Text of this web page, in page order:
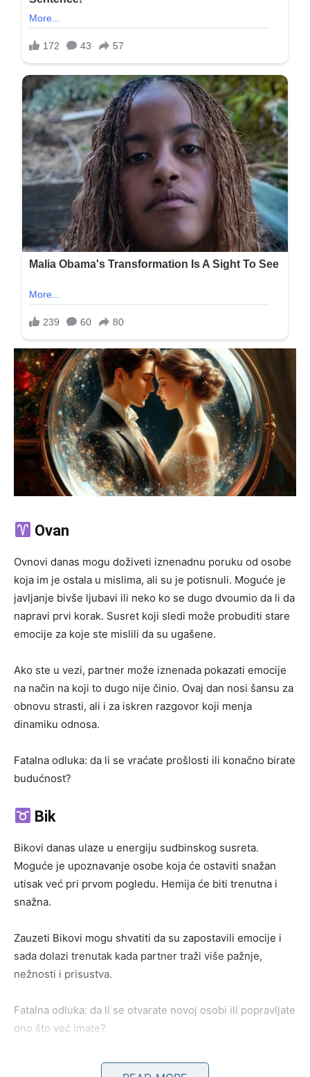
Ovan
Ovnovi danas mogu doživeti iznenadnu poruku od osobe
koja im je ostala u mislima, ali su je potisnuli. Moguće je
javljanje bivše ljubavi ili neko ko se dugo dvoumio da li da
napravi prvi korak. Susret koji sledi može probuditi stare
emocije za koje ste mislili da su ugašene.
Ako ste u vezi, partner može iznenada pokazati emocije
na način na koji to dugo nije činio. Ovaj dan nosi šansu za
obnovu strasti, ali i za iskren razgovor koji menja
dinamiku odnosa.
Fatalna odluka: da li se vraćate prošlosti ili konačno birate
budućnost?
Bik
Bikovi danas ulaze u energiju sudbinskog susreta.
Moguće je upoznavanje osobe koja će ostaviti snažan
utisak već pri prvom pogledu. Hemija će biti trenutna i
snažna.
Zauzeti Bikovi mogu shvatiti da su zapostavili emocije i
sada dolazi trenutak kada partner traži više pažnje,
nežnosti i prisustva.
Fatalna odluka: da li se otvarate novoj osobi ili popravljate
ono što već imate?